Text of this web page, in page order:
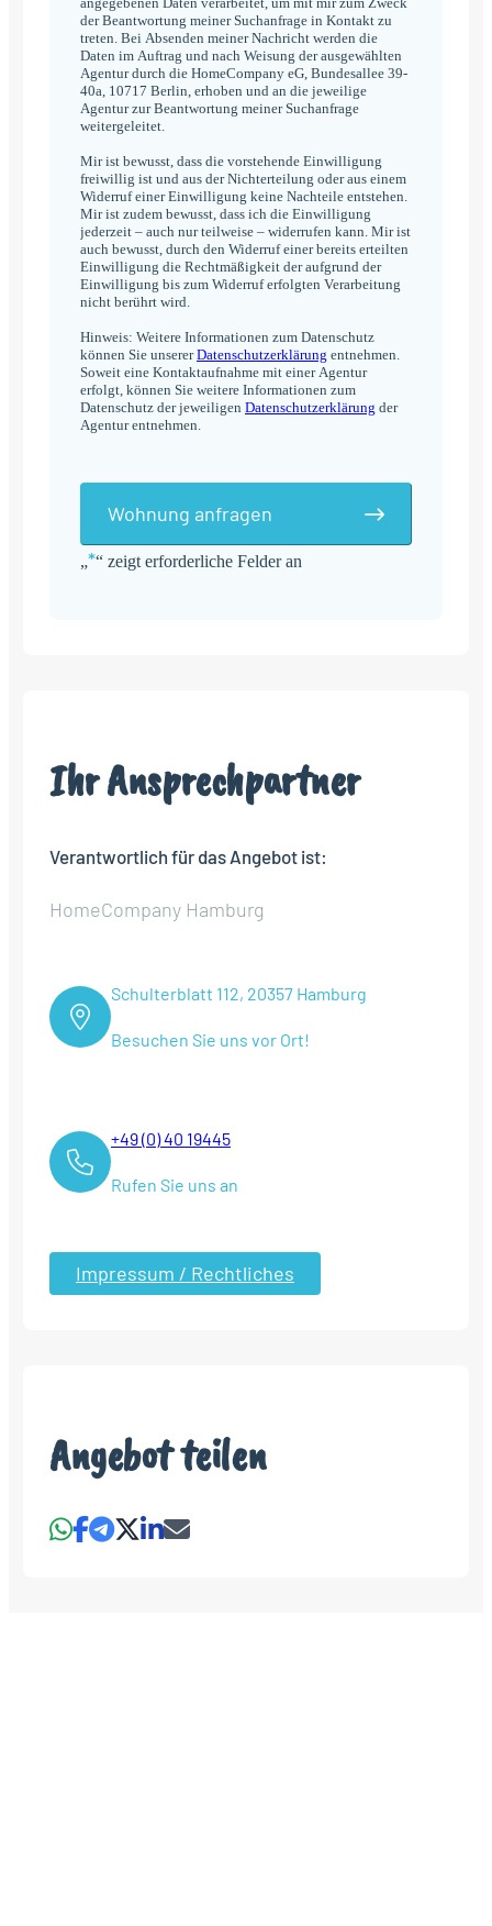
„*“ zeigt erforderliche Felder an
der Beantwortung meiner Suchanfrage in Kontakt zu
treten. Bei Absenden meiner Nachricht werden die
Daten im Auftrag und nach Weisung der ausgewählten
Agentur durch die HomeCompany eG, Bundesallee 39-
40a, 10717 Berlin, erhoben und an die jeweilige
Agentur zur Beantwortung meiner Suchanfrage
weitergeleitet.
Mir ist bewusst, dass die vorstehende Einwilligung
freiwillig ist und aus der Nichterteilung oder aus einem
Widerruf einer Einwilligung keine Nachteile entstehen.
Mir ist zudem bewusst, dass ich die Einwilligung
jederzeit – auch nur teilweise – widerrufen kann. Mir ist
auch bewusst, durch den Widerruf einer bereits erteilten
Einwilligung die Rechtmäßigkeit der aufgrund der
Einwilligung bis zum Widerruf erfolgten Verarbeitung
nicht berührt wird.
Hinweis: Weitere Informationen zum Datenschutz
können Sie unsererDatenschutzerklärung entnehmen.
Soweit eine Kontaktaufnahme mit einer Agentur
erfolgt, können Sie weitere Informationen zum
Datenschutz der jeweiligen Datenschutzerklärung der
Agentur entnehmen.
Wohnung anfragen
Ihr Ansprechpartner
Verantwortlich für das Angebot ist:
HomeCompany Hamburg
Schulterblatt 112, 20357 Hamburg
Besuchen Sie uns vor Ort!
+49 (0) 40 19445
Rufen Sie uns an
Impressum / Rechtliches
Angebot teilen